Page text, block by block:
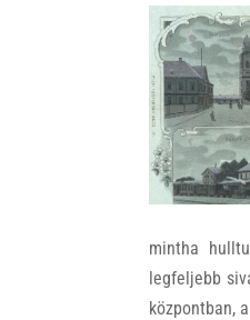
mintha
legfeljebb
központban,